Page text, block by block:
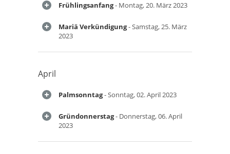
Frühlingsanfang- Montag, 20. März 2023
Mariä Verkündigung- Samstag, 25. März
2023
April
Palmsonntag- Sonntag, 02. April 2023
Gründonnerstag- Donnerstag, 06. April
2023